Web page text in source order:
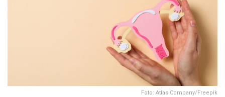
Foto: Atlas Company/Freepik